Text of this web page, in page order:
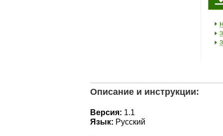
Описание и инструкции:
Версия: 1.1
Язык: Русский